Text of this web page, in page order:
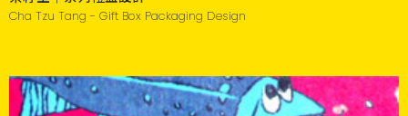
Cha Tzu Tang - Gift Box Packaging Design